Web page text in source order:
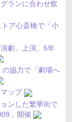
ランに合わせ飲
ア心斎橋で「小
劇」上演、5年
の協力で「劇場へ
ップ
ンした繁華街で
」開催